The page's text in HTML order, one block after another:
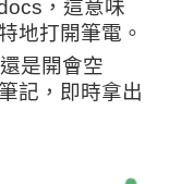
，這意味
地打開筆電。
是開會空
記，即時拿出